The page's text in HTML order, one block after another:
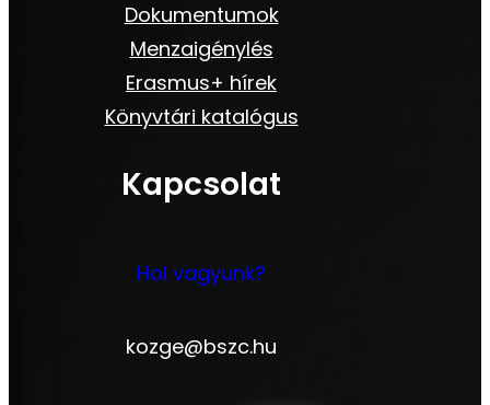
Dokumentumok
Menzaigénylés
Erasmus+ hírek
Könyvtári katalógus
Kapcsolat
Hol vagyunk?
kozge@bszc.hu